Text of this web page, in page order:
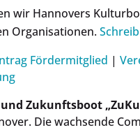
wir Hannovers
Organisationen.
Fördermitglied |
Zukunftsboot
Die wachsende